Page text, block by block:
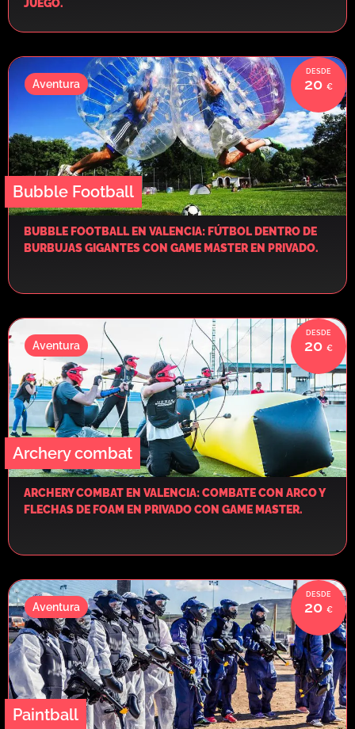
JUEGO.
Bubble Football
20
Aventura
BUBBLE FOOTBALL EN VALENCIA: FÚTBOL DENTRO DE
BURBUJAS GIGANTES CON GAME MASTER EN PRIVADO.
Archery combat
20
Aventura
ARCHERY COMBAT EN VALENCIA: COMBATE CON ARCO Y
FLECHAS DE FOAM EN PRIVADO CON GAME MASTER.
Paintball
20
Aventura